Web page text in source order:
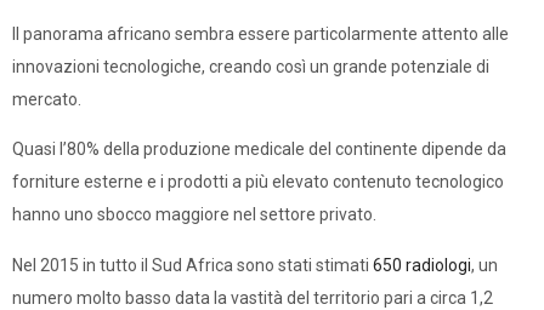
Il panorama africano sembra essere particolarmente attento alle
innovazioni tecnologiche, creando così un grande potenziale di
mercato.
Quasi l’80% della produzione medicale del continente dipende da
forniture esterne e i prodotti a più elevato contenuto tecnologico
hanno uno sbocco maggiore nel settore privato.
Nel 2015 in tutto il Sud Africa sono stati stimati 650 radiologi, un
numero molto basso data la vastità del territorio pari a circa 1,2